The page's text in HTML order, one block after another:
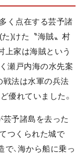
く点在する芸予諸
た)けた〝海賊〟村
上家は海賊という
瀬戸内海の水先案
戦法は水軍の兵法
優れていました。
芸予諸島を去った
つくられた城で
、海から船に乗っ